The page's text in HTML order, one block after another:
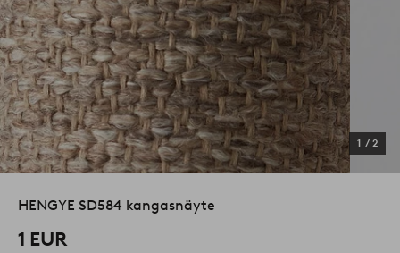
1 / 2
HENGYE SD584 kangasnäyte
1 EUR